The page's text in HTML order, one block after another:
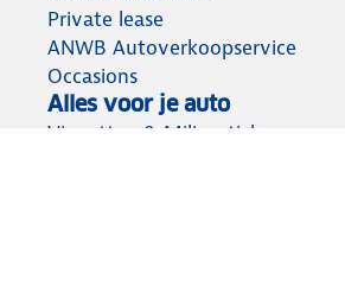
Private lease
ANWB Autoverkoopservice
Occasions
Alles voor je auto
Vignetten & Milieustickers